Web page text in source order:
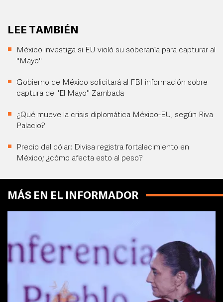
LEE TAMBIÉN
México investiga si EU violó su soberanía para capturar al
"Mayo"
Gobierno de México solicitará al FBI información sobre
captura de "El Mayo" Zambada
¿Qué mueve la crisis diplomática México-EU, según Riva
Palacio?
Precio del dólar: Divisa registra fortalecimiento en
México; ¿cómo afecta esto al peso?
MÁS EN EL INFORMADOR